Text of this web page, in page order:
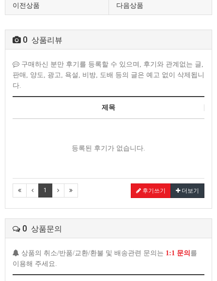
이전상품 다음상품
0 상품리뷰
구매하신 분만 후기를 등록할 수 있으며, 후기와 관계없는 글,
판매, 양도, 광고, 욕설, 비방, 도배 등의 글은 예고 없이 삭제됩니
다.
제목
등록된 후기가 없습니다.
1 후기쓰기 더보기
0 상품문의
상품의 취소/반품/교환/환불 및 배송관련 문의는 1:1 문의 를
이용해 주세요.